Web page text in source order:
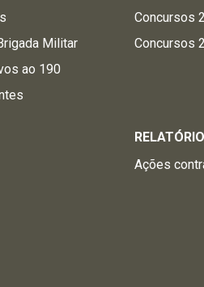
Militar
ao 190
Concursos
Concursos
Ações